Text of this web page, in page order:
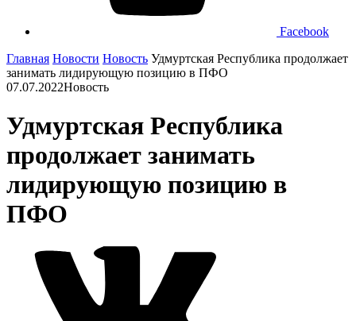
Facebook
Главная Новости Новость Удмуртская Республика продолжает
занимать лидирующую позицию в ПФО
07.07.2022Новость
Удмуртская Республика
продолжает занимать
лидирующую позицию в
ПФО